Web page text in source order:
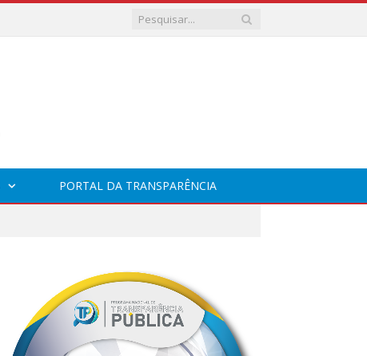
PORTAL DA TRANSPARÊNCIA